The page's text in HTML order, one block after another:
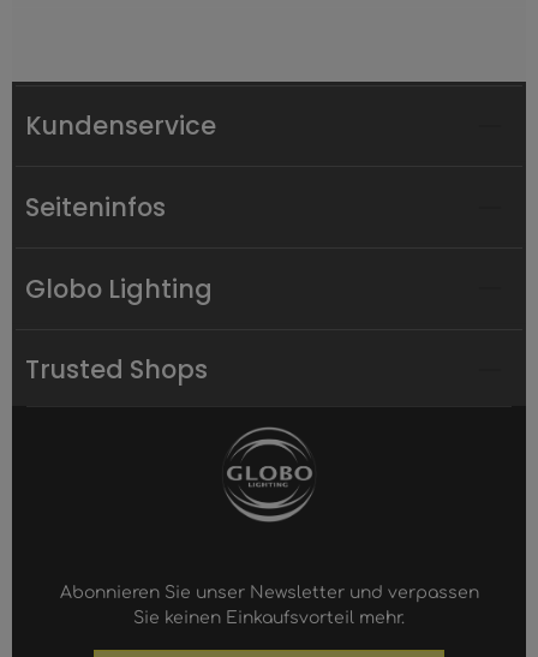
Kundenservice
Seiteninfos
Globo Lighting
Trusted Shops
Abonnieren Sie unser Newsletter und verpassen
Sie keinen Einkaufsvorteil mehr.